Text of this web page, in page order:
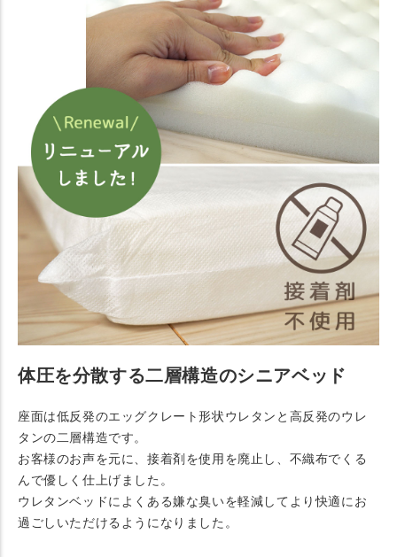
体圧を分散する二層構造のシニアベッド
座面は低反発のエッグクレート形状ウレタンと高反発のウレ
タンの二層構造です。
お客様のお声を元に、接着剤を使用を廃止し、不織布でくる
んで優しく仕上げました。
ウレタンベッドによくある嫌な臭いを軽減してより快適にお
過ごしいただけるようになりました。